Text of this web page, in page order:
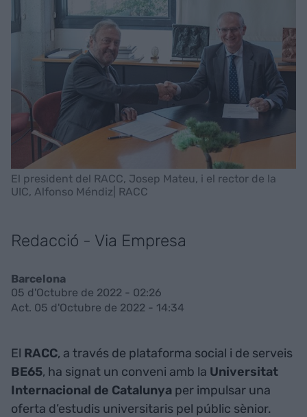
El president del RACC, Josep Mateu, i el rector de la
UIC, Alfonso Méndiz| RACC
Redacció - Via Empresa
Barcelona
05 d'Octubre de 2022 - 02:26
Act. 05 d'Octubre de 2022 - 14:34
El RACC, a través de plataforma social i de serveis
BE65, ha signat un conveni amb la Universitat
Internacional de Catalunya per impulsar una
oferta d’estudis universitaris pel públic sènior.